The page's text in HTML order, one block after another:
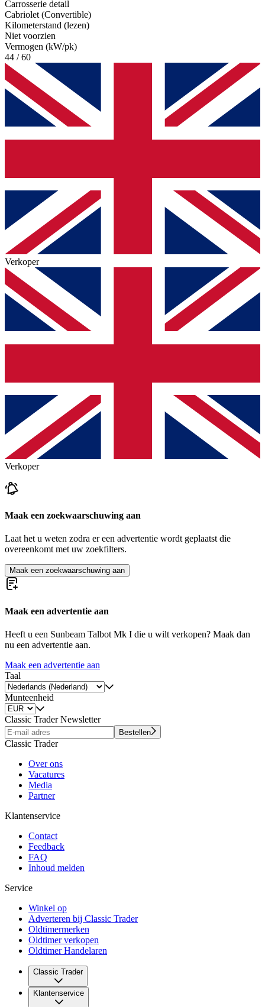
Carrosserie detail
Cabriolet (Convertible)
Kilometerstand (lezen)
Niet voorzien
Vermogen (kW/pk)
44 / 60
Verkoper
Verkoper
Maak een zoekwaarschuwing aan
Laat het u weten zodra er een advertentie wordt geplaatst die
overeenkomt met uw zoekfilters.
Maak een zoekwaarschuwing aan
Maak een advertentie aan
Heeft u een Sunbeam Talbot Mk I die u wilt verkopen? Maak dan
nu een advertentie aan.
Maak een advertentie aan
Taal
Munteenheid
Classic Trader Newsletter
Bestellen
Classic Trader
Over ons
Vacatures
Media
Partner
Klantenservice
Contact
Feedback
FAQ
Inhoud melden
Service
Winkel op
Adverteren bij Classic Trader
Oldtimermerken
Oldtimer verkopen
Oldtimer Handelaren
Classic Trader
Over ons
Vacatures
Klantenservice